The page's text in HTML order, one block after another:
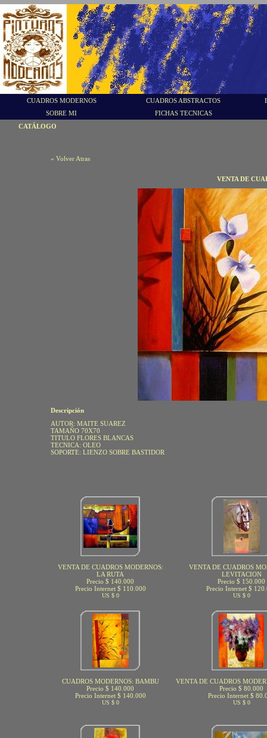
CUADROS MODERNOS CUADROS ABSTRACTOS
SOBRE MI
FICHAS TECNICAS
CATÁLOGO
« Volver Atras
VENTA DE
Descripción
AUTOR: MAITE SUAREZ
TAMAÑO 70X70
TITULO FLORES BLANCAS
TECNICA: OLEO
SOPORTE: LIENZO SOBRE BASTIDOR
VENTA DE CUADROS MODERNOS:
LA RUTA
Precio $ 140.000
Precio Internet $ 110.000
US $ 0
VENTA DE CUADROS
LEVITACION
Precio $ 150.000
Precio Internet $
US $ 0
CUADROS MODERNOS: BAMBU
Precio $ 140.000
Precio Internet $ 140.000
US $ 0
VENTA DE CUADROS
Precio $ 80.000
Precio Internet $
US $ 0